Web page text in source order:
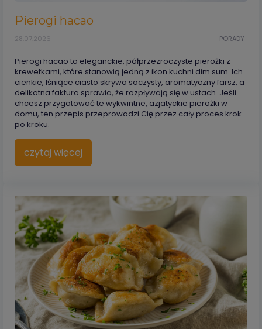
Pierogi hacao
PORADY
28.07.2026
Pierogi hacao to eleganckie, półprzezroczyste pierożki z
krewetkami, które stanowią jedną z ikon kuchni dim sum. Ich
cienkie, lśniące ciasto skrywa soczysty, aromatyczny farsz, a
delikatna faktura sprawia, że rozpływają się w ustach. Jeśli
chcesz przygotować te wykwintne, azjatyckie pierożki w
domu, ten przepis przeprowadzi Cię przez cały proces krok
po kroku.
czytaj więcej